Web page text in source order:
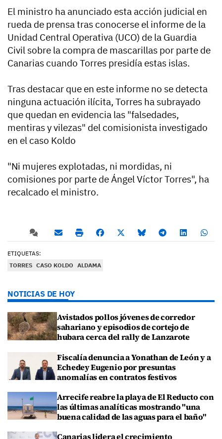
El ministro ha anunciado esta acción judicial en
rueda de prensa tras conocerse el informe de la
Unidad Central Operativa (UCO) de la Guardia
Civil sobre la compra de mascarillas por parte de
Canarias cuando Torres presidía estas islas.
Tras destacar que en este informe no se detecta
ninguna actuación ilícita, Torres ha subrayado
que quedan en evidencia las "falsedades,
mentiras y vilezas" del comisionista investigado
en el caso Koldo
"Ni mujeres explotadas, ni mordidas, ni
comisiones por parte de Ángel Víctor Torres", ha
recalcado el ministro.
ETIQUETAS:
TORRES CASO KOLDO ALDAMA
NOTICIAS DE HOY
Avistados pollos jóvenes de corredor
sahariano y episodios de cortejo de
hubara cerca del rally de Lanzarote
Fiscalía denuncia a Yonathan de León y a
Echedey Eugenio por presuntas
anomalías en contratos festivos
Arrecife reabre la playa de El Reducto con
las últimas analíticas mostrando "una
buena calidad de las aguas para el baño"
Canarias lidera el crecimiento